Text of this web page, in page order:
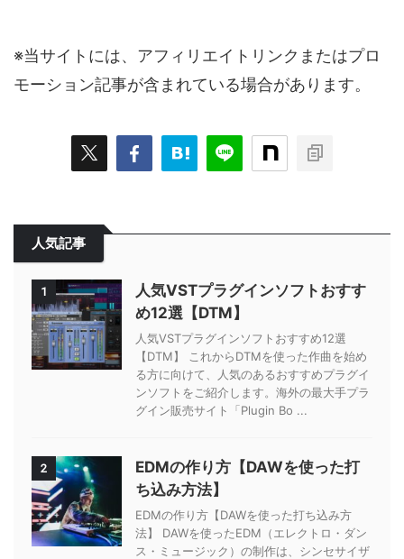
※当サイトには、アフィリエイトリンクまたはプロ
モーション記事が含まれている場合があります。
人気記事
1
人気VSTプラグインソフトおすす
め12選【DTM】
人気VSTプラグインソフトおすすめ12選
【DTM】 これからDTMを使った作曲を始め
る方に向けて、人気のあるおすすめプラグイ
ンソフトをご紹介します。海外の最大手プラ
グイン販売サイト「Plugin Bo ...
2
EDMの作り方【DAWを使った打
ち込み方法】
EDMの作り方【DAWを使った打ち込み方
法】 DAWを使ったEDM（エレクトロ・ダン
ス・ミュージック）の制作は、シンセサイザ